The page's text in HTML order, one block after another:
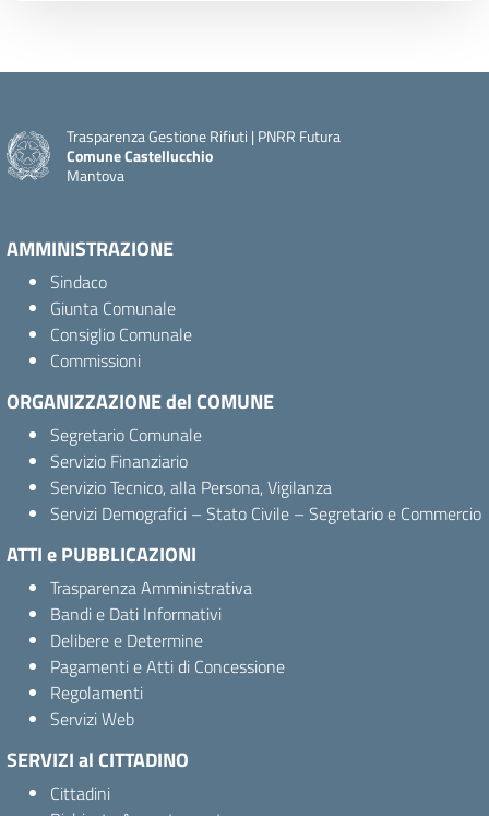
Trasparenza Gestione Rifiuti | PNRR Futura
Comune Castellucchio
Mantova
AMMINISTRAZIONE
Sindaco
Giunta Comunale
Consiglio Comunale
Commissioni
ORGANIZZAZIONE del COMUNE
Segretario Comunale
Servizio Finanziario
Servizio Tecnico, alla Persona, Vigilanza
Servizi Demografici – Stato Civile – Segretario e Commercio
ATTI e PUBBLICAZIONI
Trasparenza Amministrativa
Bandi e Dati Informativi
Delibere e Determine
Pagamenti e Atti di Concessione
Regolamenti
Servizi Web
SERVIZI al CITTADINO
Cittadini